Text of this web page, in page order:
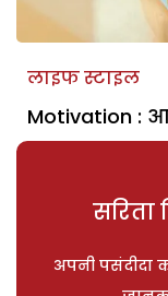
लाइफ स्टाइल
Motivation :
सरिता
अपनी पसंदीदा